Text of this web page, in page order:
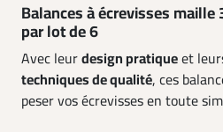
Balances à écrevisses
par lot de 6
Avec leurdesign pratiqueet
techniques de qualité, ces
peser vos écrevisses en toute